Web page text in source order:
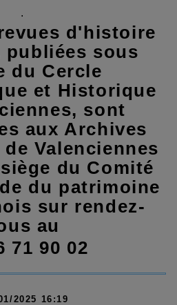
.
d'histoire
publiées sous
du Cercle
et Historique
sont
aux Archives
Valenciennes
du Comité
du patrimoine
sur rendez-
au
71 90 02
2025 16:19